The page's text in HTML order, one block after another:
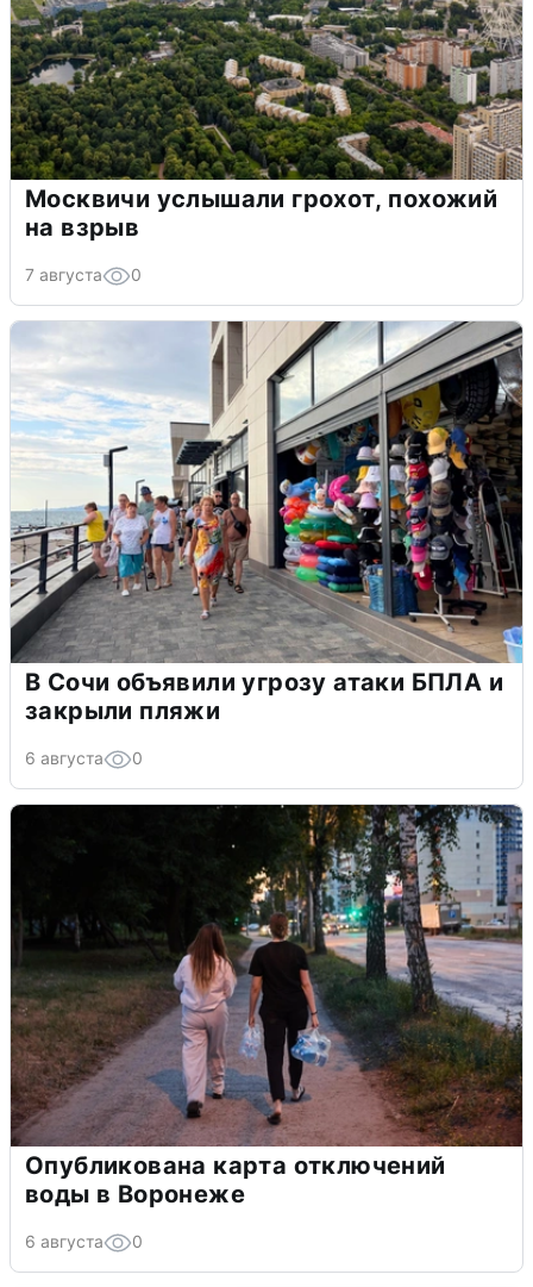
Москвичи услышали грохот, похожий
на взрыв
7 августа 0
В Сочи объявили угрозу атаки БПЛА и
закрыли пляжи
6 августа 0
Опубликована карта отключений
воды в Воронеже
6 августа 0